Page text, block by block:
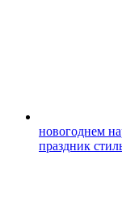
новогоднем
праздник